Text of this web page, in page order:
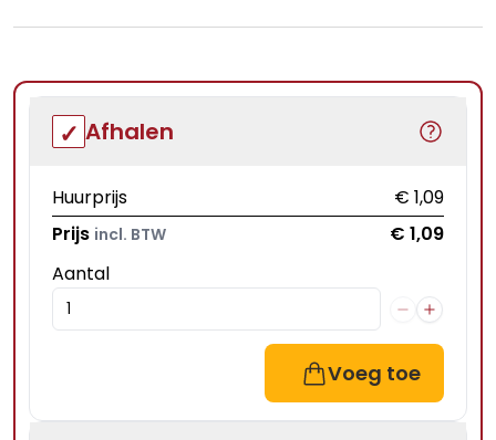
Afhalen
Huurprijs
€ 1,09
Prijs incl. BTW
€ 1,09
Aantal
Voeg toe